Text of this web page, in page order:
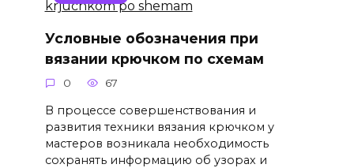
Условные обозначения при
вязании крючком по схемам
0 67
В процессе совершенствования и
развития техники вязания крючком у
мастеров возникала необходимость
сохранять информацию об узорах и